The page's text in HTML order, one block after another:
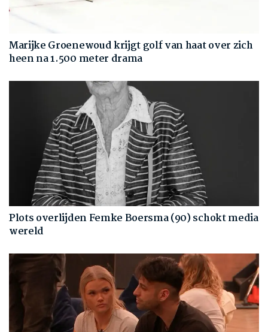
Marijke Groenewoud krijgt golf van haat over zich
heen na 1.500 meter drama
Plots overlijden Femke Boersma (90) schokt media
wereld